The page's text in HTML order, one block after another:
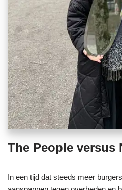
The People versus
In een tijd dat steeds meer